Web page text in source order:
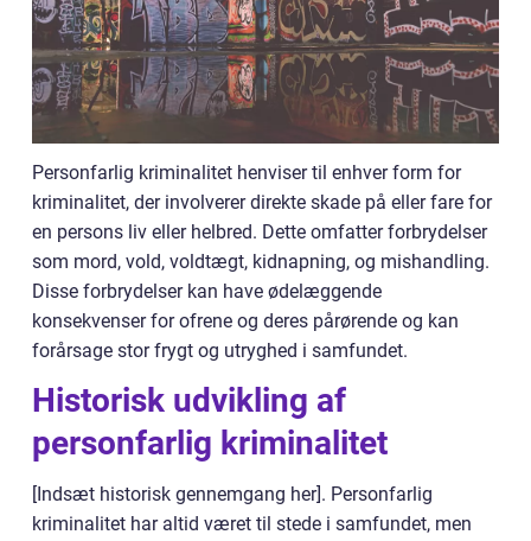
Personfarlig kriminalitet henviser til enhver form for
kriminalitet, der involverer direkte skade på eller fare for
en persons liv eller helbred. Dette omfatter forbrydelser
som mord, vold, voldtægt, kidnapning, og mishandling.
Disse forbrydelser kan have ødelæggende
konsekvenser for ofrene og deres pårørende og kan
forårsage stor frygt og utryghed i samfundet.
Historisk udvikling af
personfarlig kriminalitet
[Indsæt historisk gennemgang her]. Personfarlig
kriminalitet har altid været til stede i samfundet, men